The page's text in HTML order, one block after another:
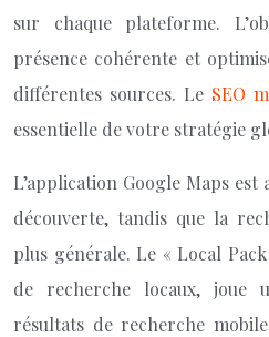
sur chaque plateforme.
présence cohérente et
différentes sources. Le SEO
essentielle de votre stratégie
L’application Google Maps
découverte, tandis que la
plus générale. Le « Local
de recherche locaux, joue
résultats de recherche